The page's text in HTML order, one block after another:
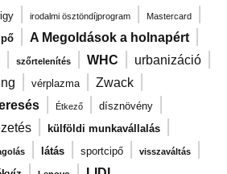
| irodalmi ösztöndíjprogram | Mastercard |
| A Megoldások a holnapért |
| szőrtelenítés | WHC | urbanizáció |
| vérplazma | Zwack |
| Étkező | dísznövény |
| külföldi munkavállalás |
| látás | sportcipő | visszaváltás |